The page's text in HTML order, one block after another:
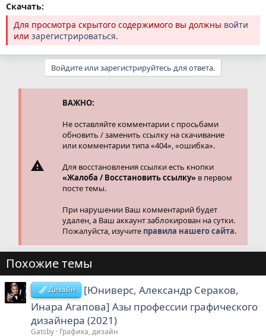
Скачать:
Для просмотра скрытого содержимого вы должны войти
или зарегистрироваться.
Войдите или зарегистрируйтесь для ответа.
ВАЖНО:
Не оставляйте комментарии с просьбами
обновить / заменить ссылку на скачивание
или комментарии типа «404», «ошибка».
Для восстановления ссылки есть кнопки
«Жалоба / Восстановить ссылку» в первом
посте темы.
При нарушении Ваш комментарий будет
удален, а Ваш аккаунт заблокирован на сутки.
Пожалуйста, изучите правила нашего сайта.
Похожие темы
Дизайн
[Юниверс, Александр Сераков,
Инара Агапова] Азы профессии графического
дизайнера (2021)
Gatsby Графика, дизайн